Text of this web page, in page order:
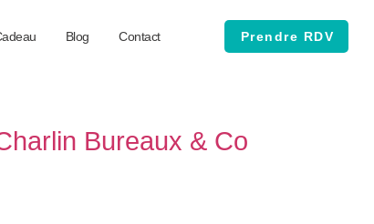
Blog Contact Prendre RDV
Bureaux & Co